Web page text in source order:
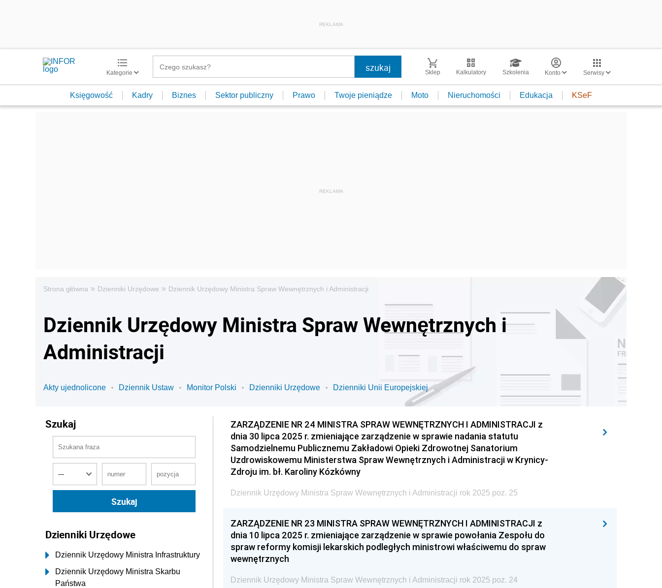
REKLAMA
Kategorie Sklep Kalkulatory Szkolenia Konto Serwisy
Księgowość Kadry Biznes Sektor publiczny Prawo Twoje pieniądze Moto Nieruchomości Edukacja KSeF
Strona główna » Dzienniki Urzędowe » Dziennik Urzędowy Ministra Spraw Wewnętrznych i Administracji
Dziennik Urzędowy Ministra Spraw Wewnętrznych i
Administracji
Akty ujednolicone Dziennik Ustaw Monitor Polski Dzienniki Urzędowe Dzienniki Unii Europejskiej
Szukaj
Dzienniki Urzędowe
Dziennik Urzędowy Ministra Infrastruktury
Dziennik Urzędowy Ministra Skarbu
Państwa
ZARZĄDZENIE NR 24 MINISTRA SPRAW WEWNĘTRZNYCH I ADMINISTRACJI z
dnia 30 lipca 2025 r. zmieniające zarządzenie w sprawie nadania statutu
Samodzielnemu Publicznemu Zakładowi Opieki Zdrowotnej Sanatorium
Uzdrowiskowemu Ministerstwa Spraw Wewnętrznych i Administracji w Krynicy-
Zdroju im. bł. Karoliny Kózkówny
Dziennik Urzędowy Ministra Spraw Wewnętrznych i Administracji rok 2025 poz. 25
ZARZĄDZENIE NR 23 MINISTRA SPRAW WEWNĘTRZNYCH I ADMINISTRACJI z
dnia 10 lipca 2025 r. zmieniające zarządzenie w sprawie powołania Zespołu do
spraw reformy komisji lekarskich podległych ministrowi właściwemu do spraw
wewnętrznych
Dziennik Urzędowy Ministra Spraw Wewnętrznych i Administracji rok 2025 poz. 24